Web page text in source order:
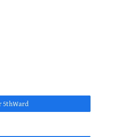
5thWard